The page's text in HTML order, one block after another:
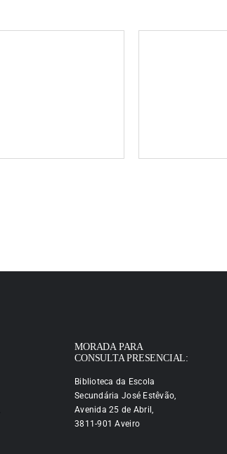
MORADA PARA
CONSULTA PRESENCIAL:
Biblioteca da Escola
Secundária José Estêvão,
Avenida 25 de Abril,
3811-901 Aveiro